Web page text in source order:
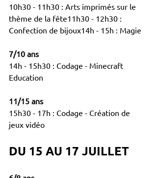
10h30 - 11h30 : Arts imprimés sur le
thème de la fête11h30 - 12h30 :
Confection de bijoux14h - 15h : Magie
7/10 ans
14h - 15h30 : Codage - Minecraft
Education
11/15 ans
15h30 - 17h : Codage - Création de
jeux vidéo
DU 15 AU 17 JUILLET